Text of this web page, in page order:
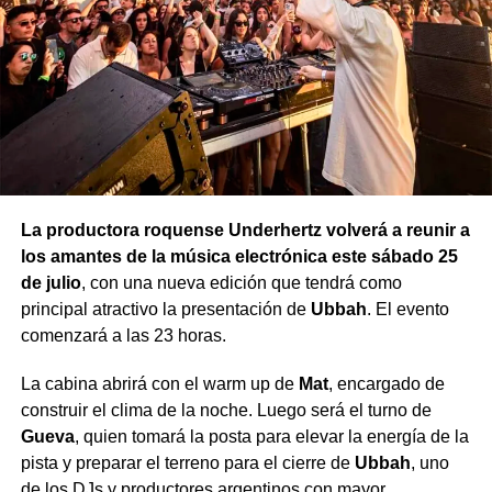
exposiciones, charlas, talleres y actividades para todas
las edades. El Municipio informó que en los próximos
días dará a conocer la programación completa.
La productora roquense Underhertz volverá a reunir a
los amantes de la música electrónica este sábado 25
de julio, con una nueva edición que tendrá como
principal atractivo la presentación de Ubbah. El evento
comenzará a las 23 horas.
La cabina abrirá con el warm up de Mat, encargado de
construir el clima de la noche. Luego será el turno de
Gueva, quien tomará la posta para elevar la energía de la
pista y preparar el terreno para el cierre de Ubbah, uno